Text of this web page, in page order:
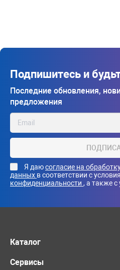
Подпишитесь и
Последние обновления,
предложения
Я даюсогласие на
данных в соответствии с
конфиденциальности , а также с
Каталог
Сервисы